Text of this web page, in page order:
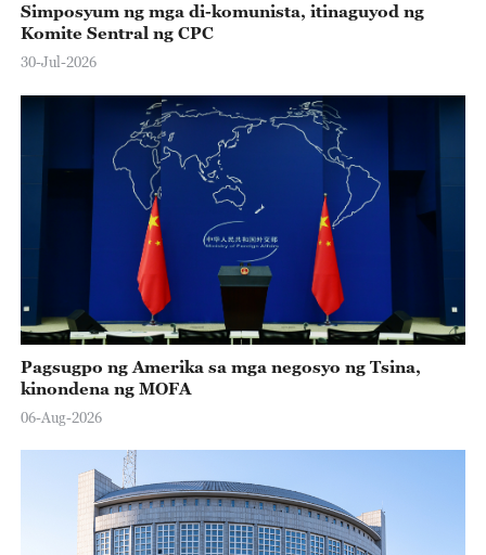
Simposyum ng mga di-komunista, itinaguyod ng
Komite Sentral ng CPC
30-Jul-2026
Pagsugpo ng Amerika sa mga negosyo ng Tsina,
kinondena ng MOFA
06-Aug-2026